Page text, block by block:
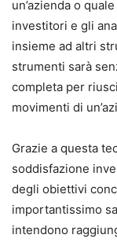
un’azienda o
investitori e gli
insieme ad altri
strumenti sarà
completa per
movimenti di
Grazie a questa
soddisfazione
degli obiettivi
importantissimo
intendono